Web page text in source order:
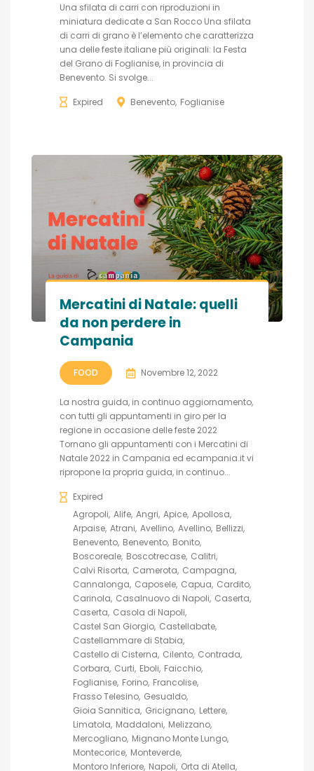
Una sfilata di carri con riproduzioni in
miniatura dedicate a San Rocco Una sfilata
di carri di grano è l’elemento che caratterizza
una delle feste italiane più originali: la Festa
del Grano di Foglianise, in provincia di
Benevento. Si svolge...
Expired Benevento Foglianise
Mercatini di Natale: quelli
da non perdere in
Campania
FOOD Novembre 12, 2022
La nostra guida, in continuo aggiornamento,
con tutti gli appuntamenti in giro per la
regione in occasione delle feste 2022
Tornano gli appuntamenti con i Mercatini di
Natale 2022 in Campania ed ecampania.it vi
ripropone la propria guida, in continuo...
Expired
Agropoli Alife Angri Apice Apollosa
Arpaise Atrani Avellino Avellino Bellizzi
Benevento Benevento Bonito
Boscoreale Boscotrecase Calitri
Calvi Risorta Camerota Campagna
Cannalonga Caposele Capua Cardito
Carinola Casalnuovo di Napoli Caserta
Caserta Casola di Napoli
Castel San Giorgio Castellabate
Castellammare di Stabia
Castello di Cisterna Cilento Contrada
Corbara Curti Eboli Faicchio
Foglianise Forino Francolise
Frasso Telesino Gesualdo
Gioia Sannitica Gricignano Lettere
Limatola Maddaloni Melizzano
Mercogliano Mignano Monte Lungo
Montecorice Monteverde
Montoro Inferiore Napoli Orta di Atella